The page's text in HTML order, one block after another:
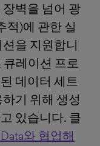
벽을 넘어 광
적)에 관한 실
을 지원합니
레이션 프로
데이터 세트
기 위해 생성
있습니다. 클
와 협업해